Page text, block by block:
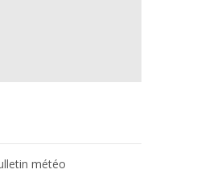
météo